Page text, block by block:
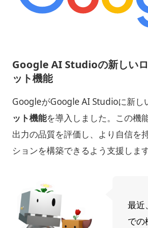
Google AI Studioの新しい
ット機能
GoogleがGoogle AI Studioに新し
ット機能を導入しました。この機
出力の品質を評価し、より自信を
ションを構築できるよう支援します
最近
での